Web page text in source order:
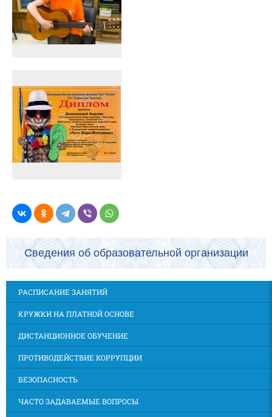
Сведения об образовательной организации
РАСПИСАНИЕ ЗАНЯТИЙ
КРУЖКИ НА ПЛАТНОЙ ОСНОВЕ
ДИСТАНЦИОННОЕ ОБУЧЕНИЕ
ПРОТИВОДЕЙСТВИЕ КОРРУПЦИИ
БЕЗОПАСНОСТЬ
ЧАСТО ЗАДАВАЕМЫЕ ВОПРОСЫ